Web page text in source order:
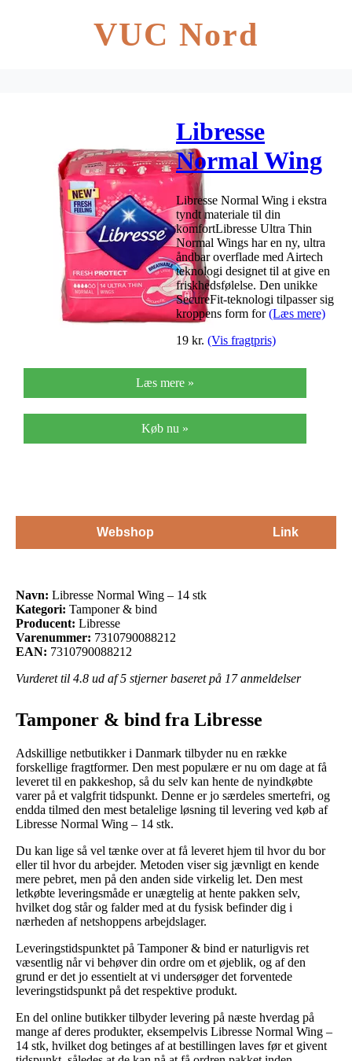
VUC Nord
Libresse
Normal Wing
– 14 stk
Libresse Normal Wing i ekstra
tyndt materiale til din
komfortLibresse Ultra Thin
Normal Wings har en ny, ultra
åndbar overflade med Airtech
teknologi designet til at give en
friskhedsfølelse. Den unikke
SecureFit-teknologi tilpasser sig
kroppens form for(Læs mere)
19 kr. (Vis fragtpris)
Læs mere »
Køb nu »
Webshop Link
Navn: Libresse Normal Wing – 14 stk
Kategori: Tamponer & bind
Producent: Libresse
Varenummer: 7310790088212
EAN: 7310790088212
Vurderet til 4.8 ud af 5 stjerner baseret på 17anmeldelser
Tamponer & bind fra Libresse
Adskillige netbutikker i Danmark tilbyder nu en række
forskellige fragtformer. Den mest populære er nu om dage at få
leveret til en pakkeshop, så du selv kan hente de nyindkøbte
varer på et valgfrit tidspunkt. Denne er jo særdeles smertefri, og
endda tilmed den mest betalelige løsning til levering ved køb af
Libresse Normal Wing – 14 stk.
Du kan lige så vel tænke over at få leveret hjem til hvor du bor
eller til hvor du arbejder. Metoden viser sig jævnligt en kende
mere pebret, men på den anden side virkelig let. Den mest
letkøbte leveringsmåde er unægtelig at hente pakken selv,
hvilket dog står og falder med at du fysisk befinder dig i
nærheden af netshoppens arbejdslager.
Leveringstidspunktet på Tamponer & bind er naturligvis ret
væsentlig når vi behøver din ordre om et øjeblik, og af den
grund er det jo essentielt at vi undersøger det forventede
leveringstidspunkt på det respektive produkt.
En del online butikker tilbyder levering på næste hverdag på
mange af deres produkter, eksempelvis Libresse Normal Wing –
14 stk, hvilket dog betinges af at bestillingen laves før et givent